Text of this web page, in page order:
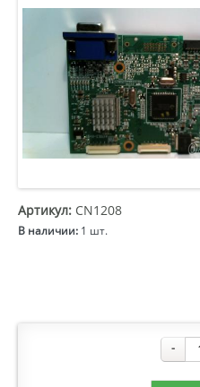
Артикул: CN1208
В наличии: 1 шт.
-